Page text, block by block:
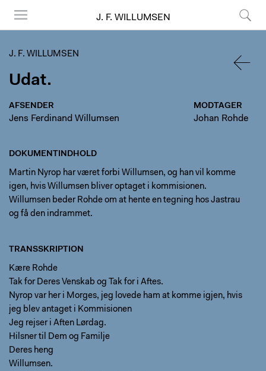
J. F. WILLUMSEN
J. F. WILLUMSEN
Udat.
AFSENDER
Jens Ferdinand Willumsen
MODTAGER
Johan Rohde
DOKUMENTINDHOLD
Martin Nyrop har været forbi Willumsen, og han vil komme
igen, hvis Willumsen bliver optaget i kommisionen.
Willumsen beder Rohde om at hente en tegning hos Jastrau
og få den indrammet.
TRANSSKRIPTION
Kære Rohde
Tak for Deres Venskab og Tak for i Aftes.
Nyrop var her i Morges, jeg lovede ham at komme igjen, hvis
jeg blev antaget i Kommisionen
Jeg rejser i Aften Lørdag.
Hilsner til Dem og Familje
Deres heng
Willumsen.